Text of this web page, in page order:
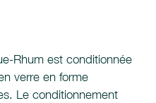
Rhum est conditionnée
verre en forme
Le conditionnement